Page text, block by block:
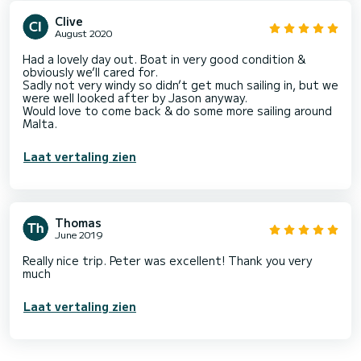
Clive
August 2020
Had a lovely day out. Boat in very good condition &
obviously we’ll cared for.
Sadly not very windy so didn’t get much sailing in, but we
were well looked after by Jason anyway.
Would love to come back & do some more sailing around
Malta.
Laat vertaling zien
Thomas
June 2019
Really nice trip. Peter was excellent! Thank you very
much
Laat vertaling zien